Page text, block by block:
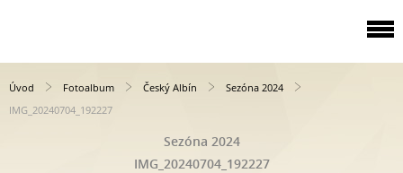
Úvod Fotoalbum Český Albín
Sezóna 2024
IMG_20240704_192227
Sezóna 2024
IMG_20240704_192227